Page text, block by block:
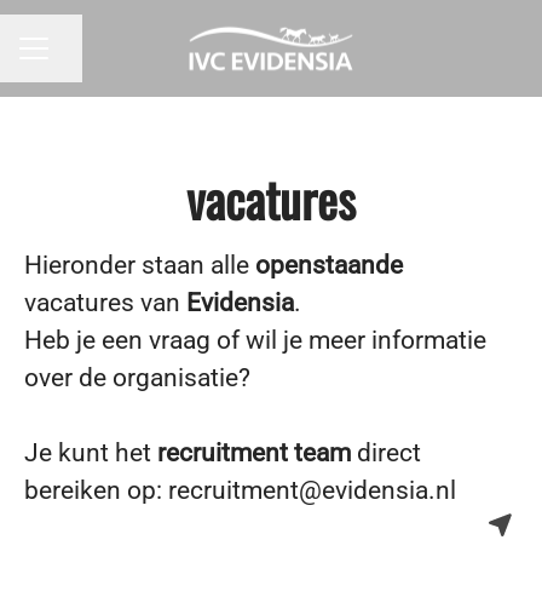
vacatures
Hieronder staan alle openstaande
vacatures van Evidensia.
Heb je een vraag of wil je meer informatie
over de organisatie?
Je kunt het recruitment team direct
bereiken op: recruitment@evidensia.nl